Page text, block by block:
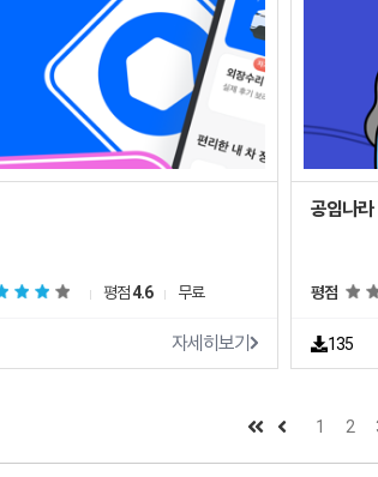
평점4.6 무료
자세히보기
공임나라
평점
135
1 2
소프트쉐어 서비스 이용 가이드 업데이트 안내